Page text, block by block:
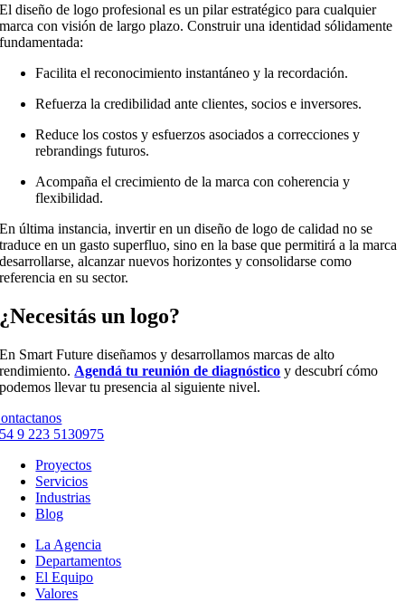
El diseño de logo profesional es un pilar estratégico para cualquier
marca con visión de largo plazo. Construir una identidad sólidamente
fundamentada:
Facilita el reconocimiento instantáneo y la recordación.
Refuerza la credibilidad ante clientes, socios e inversores.
Reduce los costos y esfuerzos asociados a correcciones y
rebrandings futuros.
Acompaña el crecimiento de la marca con coherencia y
flexibilidad.
En última instancia, invertir en un diseño de logo de calidad no se
traduce en un gasto superfluo, sino en la base que permitirá a la marca
desarrollarse, alcanzar nuevos horizontes y consolidarse como
referencia en su sector.
¿Necesitás un logo?
En Smart Future diseñamos y desarrollamos marcas de alto
rendimiento. Agendá tu reunión de diagnóstico y descubrí cómo
podemos llevar tu presencia al siguiente nivel.
9 223 5130975
Proyectos
Servicios
Industrias
Blog
La Agencia
Departamentos
El Equipo
Valores